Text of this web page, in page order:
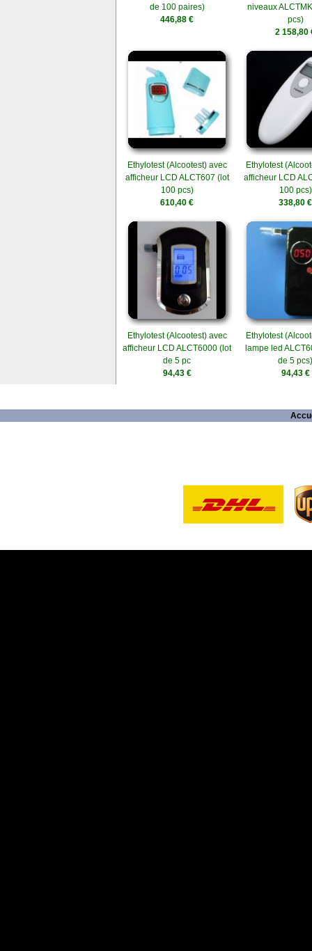
de 100 paires)
446,88 €
niveaux
pcs)
2 158,80
Ethylotest (Alcootest) avec
afficheur LCD ALCT607 (lot
100 pcs)
610,40 €
Ethylotest
afficheur LCD
100 pcs)
338,80 €
Ethylotest (Alcootest) avec
afficheur LCD ALCT6000 (lot
de 5 pc
94,43 €
Ethylotest
lampe led
de 5 pcs)
94,43 €